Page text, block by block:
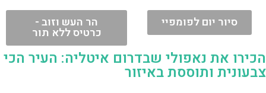
סיור יום לפומפיי הר העש וזוב -
כרטיס ללא תור
הכירו את נאפולי שבדרום איטליה: העיר הכי
צבעונית ותוססת באיזור